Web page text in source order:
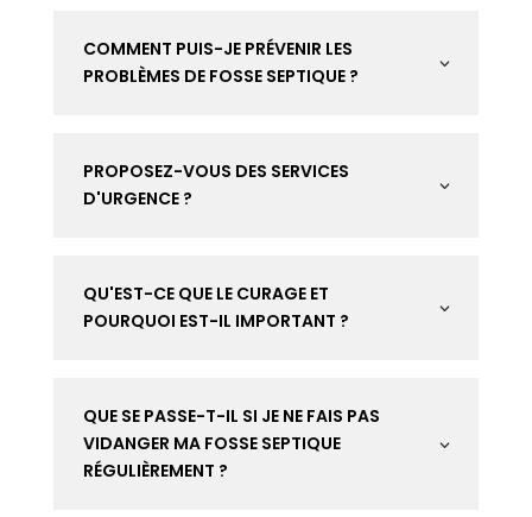
3
COMMENT PUIS-JE PRÉVENIR LES
PROBLÈMES DE FOSSE SEPTIQUE ?
3
PROPOSEZ-VOUS DES SERVICES
D'URGENCE ?
3
QU'EST-CE QUE LE CURAGE ET
POURQUOI EST-IL IMPORTANT ?
3
QUE SE PASSE-T-IL SI JE NE FAIS PAS
VIDANGER MA FOSSE SEPTIQUE
RÉGULIÈREMENT ?